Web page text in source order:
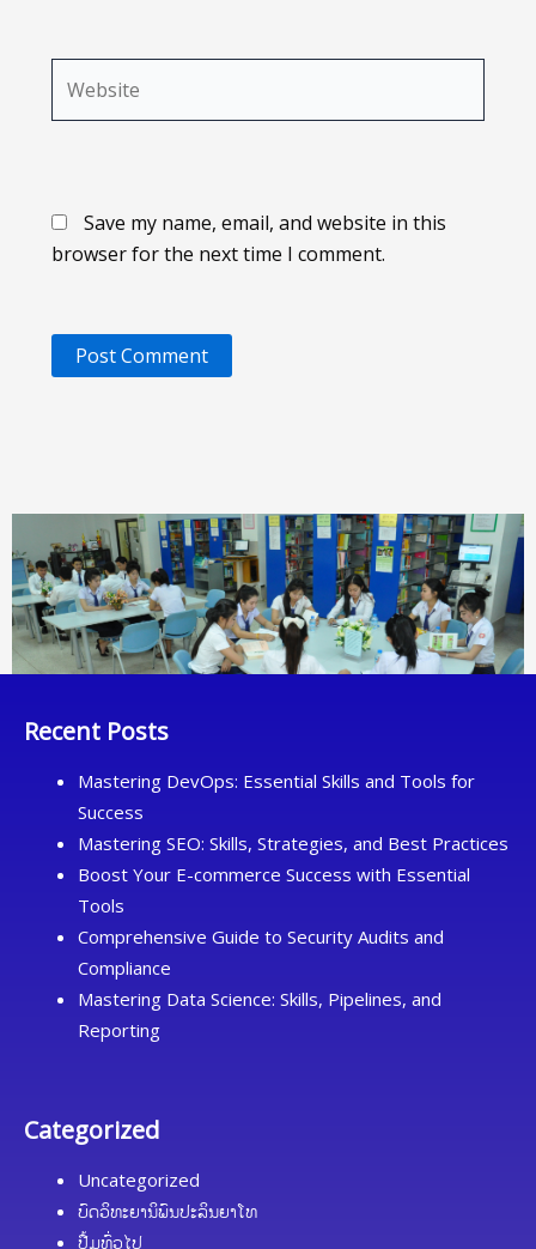
Save my name, email, and website in this
browser for the next time I comment.
Recent Posts
Mastering DevOps: Essential Skills and Tools for
Success
Mastering SEO: Skills, Strategies, and Best Practices
Boost Your E-commerce Success with Essential
Tools
Comprehensive Guide to Security Audits and
Compliance
Mastering Data Science: Skills, Pipelines, and
Reporting
Categorized
Uncategorized
ບົດວິທະຍານິພົນປະລິນຍາໂທ
ປື້ມທົ່ວໄປ